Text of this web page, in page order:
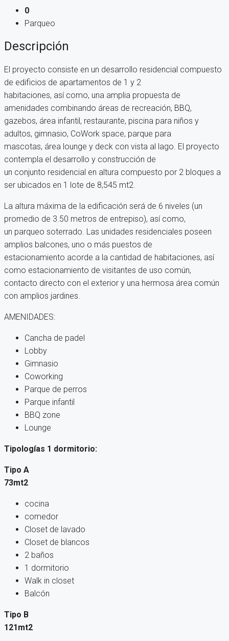
0
Parqueo
Descripción
El proyecto consiste en un desarrollo residencial compuesto
de edificios de apartamentos de 1 y 2
habitaciones, así como, una amplia propuesta de
amenidades combinando áreas de recreación, BBQ,
gazebos, área infantil, restaurante, piscina para niños y
adultos, gimnasio, CoWork space, parque para
mascotas, área lounge y deck con vista al lago. El proyecto
contempla el desarrollo y construcción de
un conjunto residencial en altura compuesto por 2 bloques a
ser ubicados en 1 lote de 8,545 mt2.
La altura máxima de la edificación será de 6 niveles (un
promedio de 3.50 metros de entrepiso), así como,
un parqueo soterrado. Las unidades residenciales poseen
amplios balcones, uno o más puestos de
estacionamiento acorde a la cantidad de habitaciones, así
como estacionamiento de visitantes de uso común,
contacto directo con el exterior y una hermosa área común
con amplios jardines.
AMENIDADES:
Cancha de padel
Lobby
Gimnasio
Coworking
Parque de perros
Parque infantil
BBQ zone
Lounge
Tipologías 1 dormitorio:
Tipo A
73mt2
cocina
comedor
Closet de lavado
Closet de blancos
2 baños
1 dormitorio
Walk in closet
Balcón
Tipo B
121mt2